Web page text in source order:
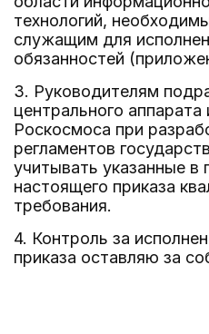
технологий,
служащим для
обязанностей
3. Руководителям
центрального аппарата
Роскосмоса при
регламентов
учитывать указанные в
настоящего приказа
требования.
4. Контроль за
приказа оставляю за